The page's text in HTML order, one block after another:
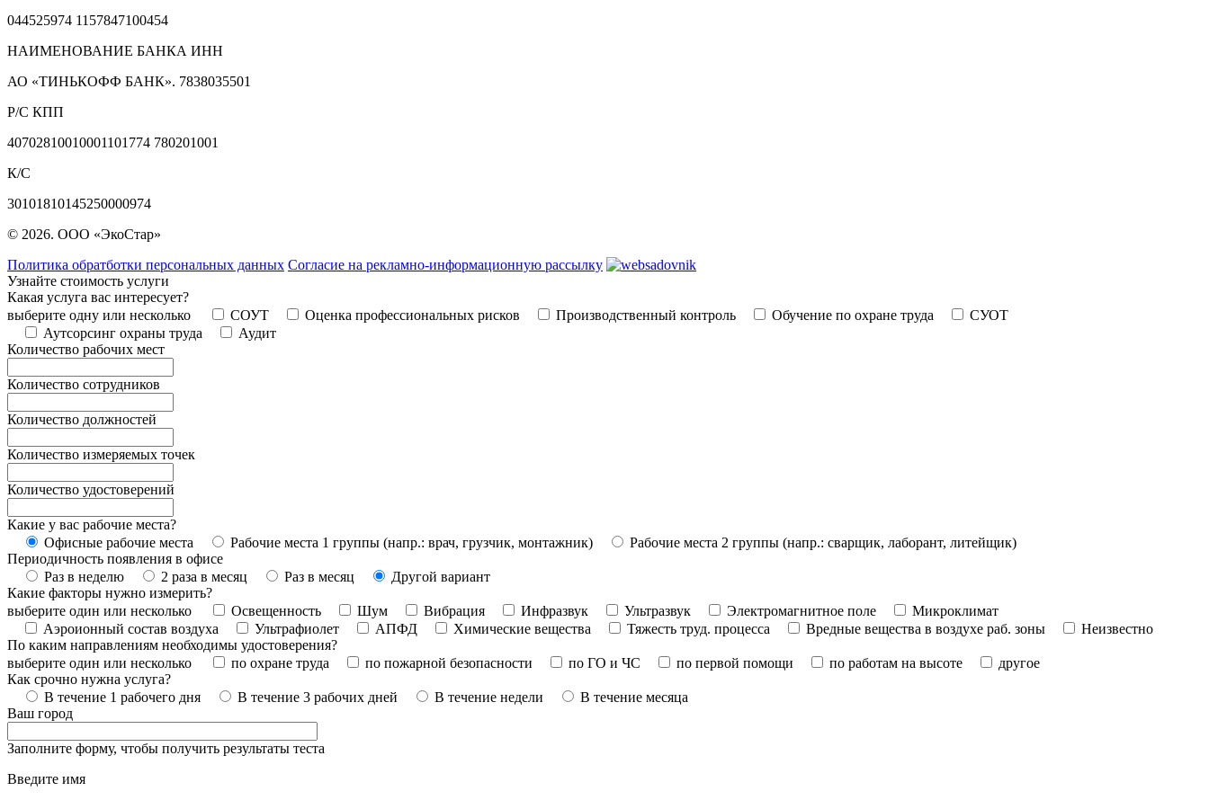
044525974 1157847100454
НАИМЕНОВАНИЕ БАНКА ИНН
АО «ТИНЬКОФФ БАНК». 7838035501
Р/С КПП
40702810010001101774 780201001
К/С
30101810145250000974
© 2026. ООО «ЭкоСтар»
Политика обратботки персональных данных Согласие на рекламно-информационную рассылку
Узнайте стоимость услуги
Какая услуга вас интересует?
выберите одну или несколько
СОУТ Оценка профессиональных рисков Производственный контроль Обучение по охране труда
СУОТ
Аутсорсинг охраны труда
Аудит
Количество рабочих мест
Количество сотрудников
Количество должностей
Количество измеряемых точек
Количество удостоверений
Какие у вас рабочие места?
Офисные рабочие места
Рабочие места 1 группы (напр.: врач, грузчик, монтажник)
Рабочие места 2 группы (напр.: сварщик, лаборант, литейщик)
Периодичность появления в офисе
Раз в неделю
2 раза в месяц Раз в месяц
Другой вариант
Какие факторы нужно измерить?
выберите один или несколько
Освещенность Шум Вибрация Инфразвук Ультразвук Электромагнитное поле
Микроклимат
Аэроионный состав воздуха
Ультрафиолет АПФД Химические вещества Тяжесть труд. процесса Вредные вещества в воздухе раб. зоны
Неизвестно
По каким направлениям необходимы удостоверения?
выберите один или несколько
по охране труда по пожарной безопасности по ГО и ЧС по первой помощи по работам на высоте
другое
Как срочно нужна услуга?
В течение 1 рабочего дня
В течение 3 рабочих дней В течение недели
В течение месяца
Ваш город
Заполните форму, чтобы получить результаты теста
Введите имя